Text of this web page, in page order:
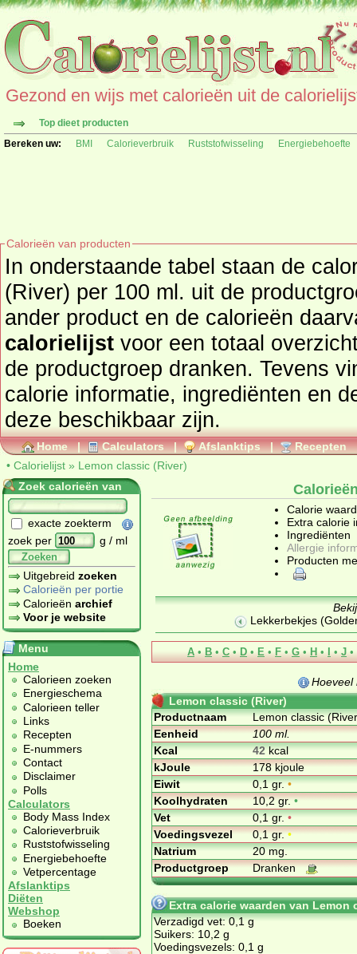
Gezond en wijs met calorieën uit de
Top dieet producten
Bereken uw:
BMI Calorieverbruik Ruststofwisseling Energiebehoefte
Calorieën van producten
In onderstaande tabel staan de
(River) per 100 ml. uit de productgroep
ander product en de calorieën
calorielijst voor een totaal overzicht of bekijk alle producten
de productgroep dranken. Tevens vindt u ook de uitgebreide
calorie informatie, ingrediënten en
deze beschikbaar zijn.
Home | Calculators | Afslanktips | Recepten
• Calorielijst » Lemon classic (River)
Zoek calorieën van
exacte zoekterm
zoek per
g / ml
Zoeken
Uitgebreid zoeken
Calorieën per portie
Calorieën archief
Voor je website
Menu
Home
Calorieen zoeken
Energieschema
Calorieen teller
Links
Recepten
E-nummers
Contact
Disclaimer
Polls
Calculators
Body Mass Index
Calorieverbruik
Ruststofwisseling
Energiebehoefte
Vetpercentage
Afslanktips
Diëten
Webshop
Boeken
Calorie
Extra calorie
Ingrediënten
Allergie
Producten
Lekkerbekjes
A • B • C • D • E • F • G • H • I • J •
Lemon classic (River)
Productnaam
Lemon classic
Eenheid
100 ml.
Kcal
42kcal
kJoule
178 kjoule
Eiwit
0,1 gr.•
Koolhydraten
10,2 gr.•
Vet
0,1 gr.•
Voedingsvezel
0,1 gr.•
Natrium
20 mg.
Productgroep
Dranken
Extra calorie waarden van Lemon
Verzadigd vet: 0,1 g
Suikers: 10,2 g
Voedingsvezels: 0,1 g